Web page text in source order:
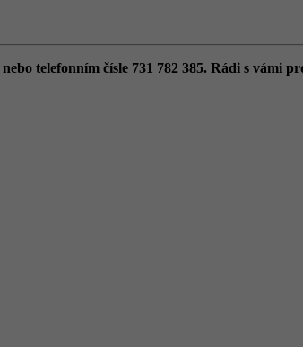
nebo telefonním čísle 731 782 385. Rádi s vámi